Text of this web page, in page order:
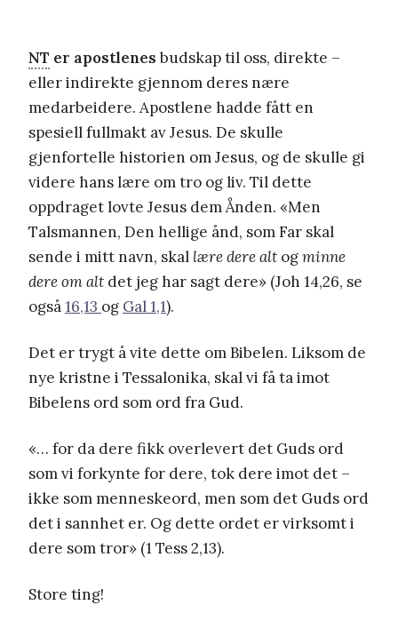
NT er apostlenesbudskap til oss, direkte –
eller indirekte gjennom deres nære
medarbeidere. Apostlene hadde fått en
spesiell fullmakt av Jesus. De skulle
gjenfortelle historien om Jesus, og de skulle gi
videre hans lære om tro og liv. Til dette
oppdraget lovte Jesus dem Ånden. «Men
Talsmannen, Den hellige ånd, som Far skal
sende i mitt navn, skal lære dere alt ogminne
dere om alt det jeg har sagt dere» (Joh 14,26, se
også16,13 og Gal 1,1).
Det er trygt å vite dette om Bibelen. Liksom de
nye kristne i Tessalonika, skal vi få ta imot
Bibelens ord som ord fra Gud.
«… for da dere fikk overlevert det Guds ord
som vi forkynte for dere, tok dere imot det –
ikke som menneskeord, men som det Guds ord
det i sannhet er. Og dette ordet er virksomt i
dere som tror» (1 Tess 2,13).
Store ting!